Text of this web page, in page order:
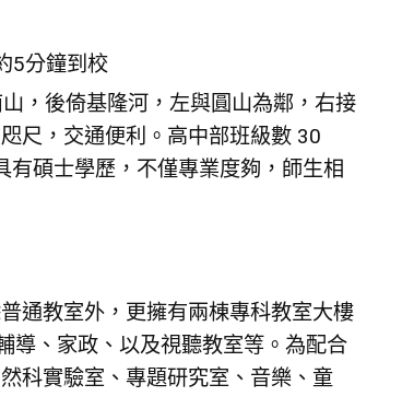
5分鐘到校
，後倚基隆河，左與圓山為鄰，右接
尺，交通便利。高中部班級數 30
碩士學歷，不僅專業度夠，師生相
通教室外，更擁有兩棟專科教室大樓
導、家政、以及視聽教室等。為配合
科實驗室、專題研究室、音樂、童